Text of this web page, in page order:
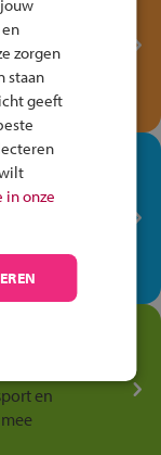
je op je
talent
en
zorgen
staan
geeft
in onze